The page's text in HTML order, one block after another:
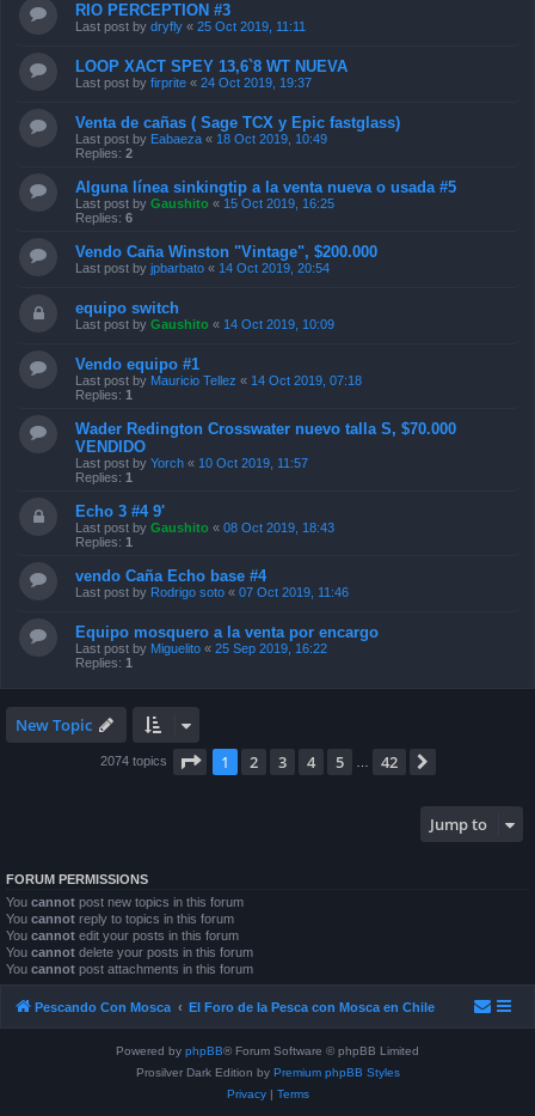
RIO PERCEPTION #3
Last post by dryfly « 25 Oct 2019, 11:11
LOOP XACT SPEY 13,6`8 WT NUEVA
Last post by firprite « 24 Oct 2019, 19:37
Venta de cañas ( Sage TCX y Epic fastglass)
Last post by Eabaeza « 18 Oct 2019, 10:49
Replies: 2
Alguna línea sinkingtip a la venta nueva o usada #5
Last post by Gaushito « 15 Oct 2019, 16:25
Replies: 6
Vendo Caña Winston "Vintage", $200.000
Last post by jpbarbato « 14 Oct 2019, 20:54
equipo switch
Last post by Gaushito « 14 Oct 2019, 10:09
Vendo equipo #1
Last post by Mauricio Tellez « 14 Oct 2019, 07:18
Replies: 1
Wader Redington Crosswater nuevo talla S, $70.000
VENDIDO
Last post by Yorch « 10 Oct 2019, 11:57
Replies: 1
Echo 3 #4 9'
Last post by Gaushito « 08 Oct 2019, 18:43
Replies: 1
vendo Caña Echo base #4
Last post by Rodrigo soto « 07 Oct 2019, 11:46
Equipo mosquero a la venta por encargo
Last post by Miguelito « 25 Sep 2019, 16:22
Replies: 1
New Topic
2074 topics Page 1of 42
1 2 3 4 5 42
Jump to
FORUM PERMISSIONS
You cannot post new topics in this forum
You cannot reply to topics in this forum
You cannot edit your posts in this forum
You cannot delete your posts in this forum
You cannot post attachments in this forum
Pescando Con Mosca El Foro de la Pesca con Mosca en Chile
Powered by phpBB® Forum Software © phpBB Limited
Prosilver Dark Edition by Premium phpBB Styles
Privacy| Terms